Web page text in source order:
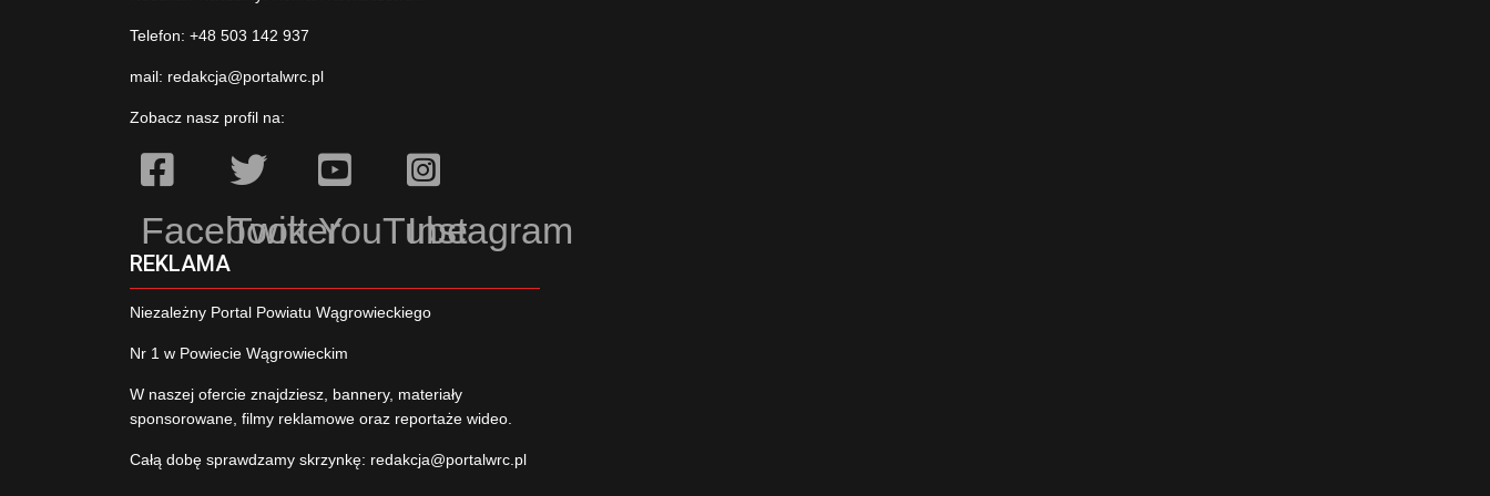
Telefon: +48 503 142 937
mail: redakcja@portalwrc.pl
Zobacz nasz profil na:
Facebook
TwitterYouTubeInstagram
REKLAMA
Niezależny Portal Powiatu Wągrowieckiego
Nr 1 w Powiecie Wągrowieckim
W naszej ofercie znajdziesz, bannery, materiały
sponsorowane, filmy reklamowe oraz reportaże wideo.
Całą dobę sprawdzamy skrzynkę: redakcja@portalwrc.pl